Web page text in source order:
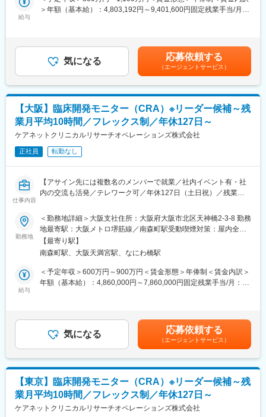
持ちに向き合う会社です。キャリア形成に熱い営業担当がいる為
せる場所で行う為相談もしやすい工夫をしています。
ケアネット社の紹介による受託または製薬メーカー派遣が中心で
■サポート体制：
チームで案件に入っており、ベテランもいるためしっかりフォロ
ーを受けながら働ける環境です。また部長クラスの社員と月1回程
・受諾型案件をマネジメントできる人材へと成長できる環境を用
意
・ボトムアップ型の社風、社長も現場に入ることがあるほど現場
・現場の悩みを吸い上げ改善していく社風
・部長クラスの社員と月1回程度1on1を実施ており、業務の進捗
・製薬メーカー派遣等で経験を積むことができる
■就業環境
派遣の場合単価にも依りますが、概ね月6万円～程度の手当てが付
きます。
・働きやすい環境
フレックスタイム制の導入、テレワーク制度、残業月平均10時間
出張はアサインされたプロジェクトにより発生する可能性がござ
いますが、出張以外はテレワークができる環境です。
■当社について
2016年設立。創業メンバーは、これまでCROの分野で活躍し、豊
富な実績をもつプロフェッショナルたちです。2022年にケアネッ
トグループの傘下に入りました。これまで以上に製薬企業や医療
機関とのパイプが強くなり、グループ内での相乗効果を高めてま
いります。今後はグループ内の製薬企業（株式会社LinDo）の開
発部門を担い、メガファーマからの受託/派遣との二本柱でサービ
スを提供していく予定です。
給与
＞年額（基本給）：4,803,192円～9,401,600円固定残業手当/月：
昇給：年1回／4月（1年間の成果に基づき決定）■賞与：会社業績
により決算賞与支給の場合あり賃金はあくまでも目安の金額であ
り、選考を通じて上下する可能性があります。月給(月額)は固定手
当を含めた表記です。
気になる 応募依頼する
（エージェントサービス）
【大阪】臨床開発モニター（CRA）※リーダー候補～残
業月平均10時間／フレックス制／年休127日～
ケアネットクリニカルリサーチオペレーションズ株式会社
正社員 転勤なし
仕事内容
【アサイン先には複数名のメンバーで就業／社内イベント有・社
内の交流も活発／テレワーク可／年休127日（土日祝）／残業月
■業務内容：
臨床開発モニターとして製薬・医療機器メーカーから受諾臨床開
発業務をお任せします。オンコロジー案件やグローバル案件もあ
り、キャリアアップとプライベート両立が可能なポジションで
す。
■担当案件：
ケアネット社の紹介による受託または製薬メーカー派遣が中心で
す
■サポート体制：
チームで案件に入っており、ベテランもいるためしっかりフォロ
ーを受けながら働ける環境です。また部長クラスの社員と月1回程
・受諾型案件をマネジメントできる人材へと成長できる環境を用
意
・ボトムアップ型の社風、社長も現場に入ることがあるほど現場
勤務地
＜勤務地詳細＞大阪支社住所：大阪府大阪市北区天神橋2-3-8 勤務
地最寄駅：大阪メトロ堺筋線／南森町駅受動喫煙対策：屋内全面
禁煙変更の範囲：会社の定める事業所
【最寄り駅】
南森町駅、大阪天満宮駅、なにわ橋駅
給与
＜予定年収＞600万円～900万円＜賃金形態＞年俸制＜賃金内訳＞
年額（基本給）：4,860,000円～7,860,000円固定残業手当/月：
給：年1回／4月（1年間の成果に基づき決定）■賞与：会社業績に
より決算賞与支給の場合あり賃金はあくまでも目安の金額であ
り、選考を通じて上下する可能性があります。月給(月額)は固定手
当を含めた表記です。
気になる 応募依頼する
（エージェントサービス）
【東京】臨床開発モニター（CRA）※リーダー候補～残
業月平均10時間／フレックス制／年休127日～
ケアネットクリニカルリサーチオペレーションズ株式会社